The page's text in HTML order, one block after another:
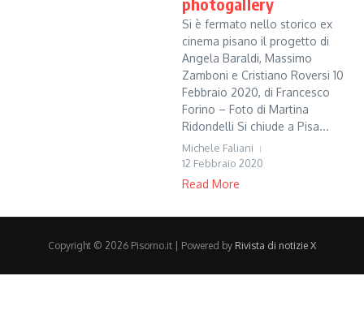
Si è fermato nello storico ex
cinema pisano il progetto di
Angela Baraldi, Massimo
Zamboni e Cristiano Roversi 10
Febbraio 2020, di Francesco
Forino – Foto di Martina
Ridondelli Si chiude a Pisa...
Michele Faliani
12 Febbraio 2020
Read More
Copyright © 2026 Pisorno.it | Powered by Rivista di notizie X